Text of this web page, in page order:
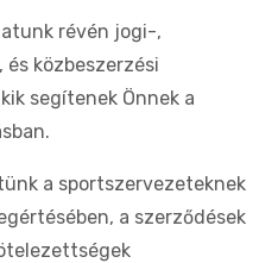
révén jogi-,
közbeszerzési
segítenek Önnek a
a sportszervezeteknek
a szerződések